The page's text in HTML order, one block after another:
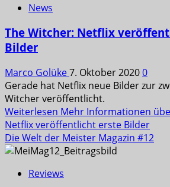
News
The Witcher: Netflix
Bilder
Marco Golüke7. Oktober 20200
Gerade hat Netflix neue Bilder zur
Witcher veröffentlicht.
Weiterlesen Mehr Informationen
Netflix veröffentlicht erste Bilder
Die Welt der Meister Magazin #12
Reviews